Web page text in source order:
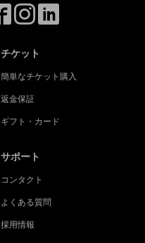
チケット
簡単なチケット購入
返金保証
ギフト・カード
サポート
コンタクト
よくある質問
採用情報